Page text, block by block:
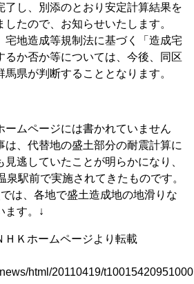
了し、別添のとおり安定計算結果を
たので、お知らせいたします。
地造成等規制法に基づく「造成宅
るか否か等については、今後、同区
県が判断することとなります。
ムページには書かれていません
は、代替地の盛土部分の耐震計算に
見逃していたことが明らかになり、
泉駅前で実施されてきたものです。
は、各地で盛土造成地の地滑りな
ます。↓
Ｋホームページより転載
html/20110419/